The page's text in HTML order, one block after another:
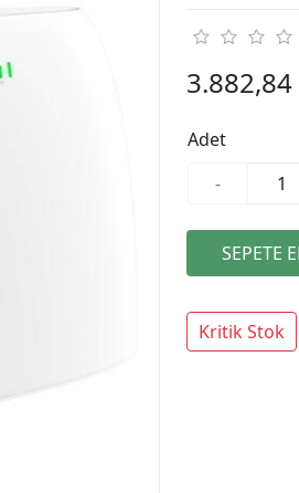
3.882,84
Adet
-
Kritik Stok